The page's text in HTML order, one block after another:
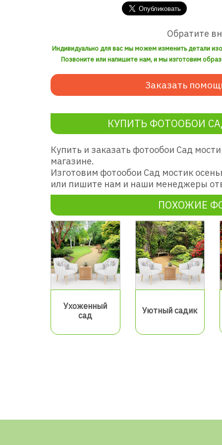
Обратите
Индивидуально для вас мы можем изменить детали
Позвоните или напишите нам, и мы изготовим
Заказать
КУПИТЬ ФОТООБОИ
Купить и заказать фотообои Сад
магазине.
Изготовим фотообои Сад мостик
или пишите нам и наши менеджеры
ПОХОЖИЕ
Ухоженный
сад
Уютный садик